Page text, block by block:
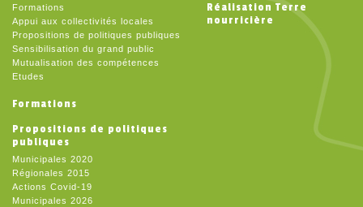
Formations
Appui aux collectivités locales
Propositions de politiques publiques
Sensibilisation du grand public
Mutualisation des compétences
Etudes
Formations
Propositions de politiques
publiques
Municipales 2020
Régionales 2015
Actions Covid-19
Municipales 2026
Réalisation Terre
nourricière